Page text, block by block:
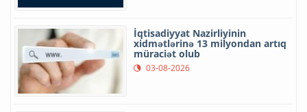
İqtisadiyyat Nazirliyinin
xidmətlərinə 13 milyondan artıq
müraciət olub
03-08-2026